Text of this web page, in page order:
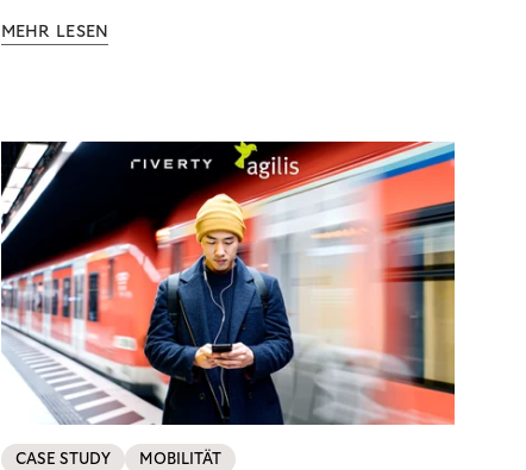
MEHR LESEN
CASE STUDY MOBILITÄT